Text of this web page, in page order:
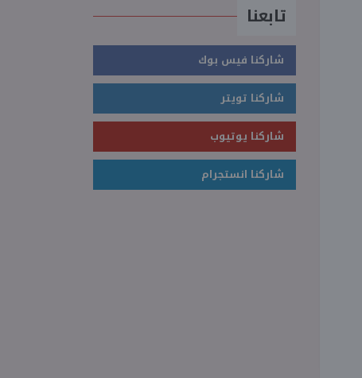
تابعنا
شاركنا فيس بوك
شاركنا تويتر
شاركنا يوتيوب
شاركنا انستجرام